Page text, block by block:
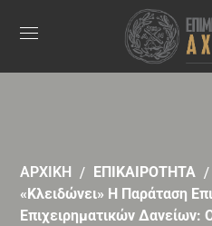
ΑΡΧΙΚΗ ΕΠΙΚΑΙΡΟΤΗΤΑ
«Κλειδώνει» Η Παράταση
Επιχειρηματικών Δανείων: